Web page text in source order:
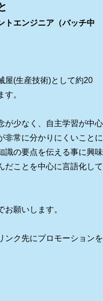
トエンジニア（バッチ中
屋(生産技術)として約20
。
が少なく、自主学習が中心
非常に分かりにくいことに
識の要点を伝える事に興味
だことを中心に言語化して
お願いします。
ク先にプロモーションを